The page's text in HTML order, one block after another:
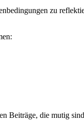
zu
Beiträge, die mutig